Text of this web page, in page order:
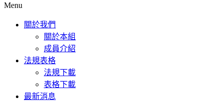
Menu
關於我們
關於本組
成員介紹
法規表格
法規下載
表格下載
最新消息